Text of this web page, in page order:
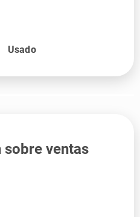
Usado
ventas